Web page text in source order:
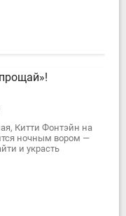
Китти Фонтэйн на
ночным вором —
и украсть